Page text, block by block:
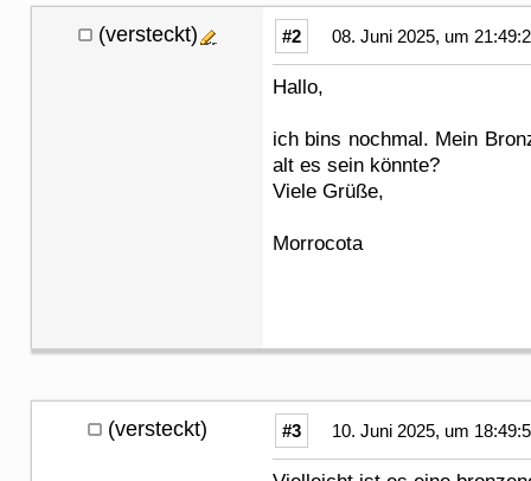
(versteckt) #2 08. Juni 2025, um
Hallo,
ich bins nochmal. Mein
alt es sein könnte?
Viele Grüße,
Morrocota
(versteckt) #3 10. Juni 2025, um